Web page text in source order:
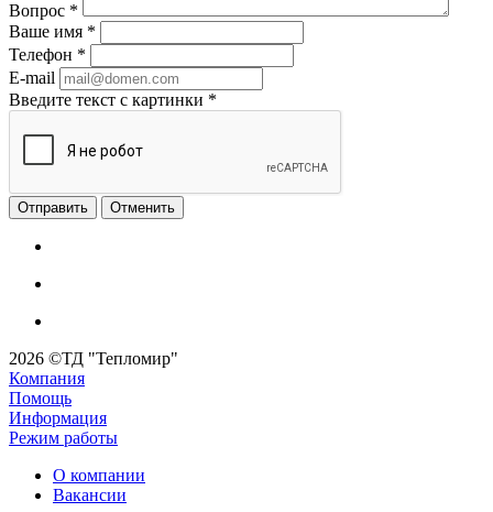
Вопрос *
Ваше имя *
Телефон *
E-mail
Введите текст с картинки *
Отменить
2026 ©ТД "Тепломир"
Компания
Помощь
Информация
Режим работы
О компании
Вакансии